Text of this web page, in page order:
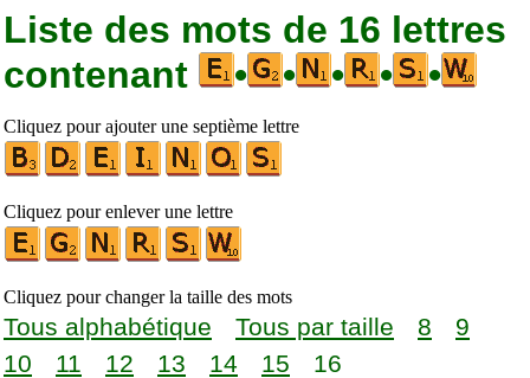
Liste des mots de 16 lettres
contenant
• • • • •
Cliquez pour ajouter une septième lettre
Cliquez pour enlever une lettre
Cliquez pour changer la taille des mots
Tous alphabétique Tous par taille 8
9
10
11 12 13 14 15 16